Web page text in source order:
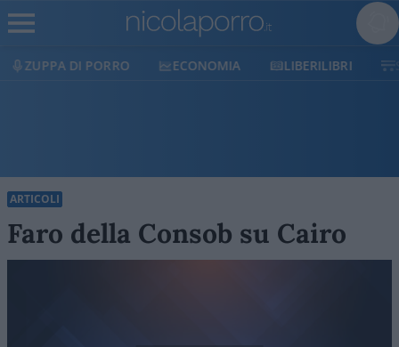
ECONOMIA LIBERILIBRI SHOP SOSTIENICI
ARTICOLI
Faro della Consob su Cairo